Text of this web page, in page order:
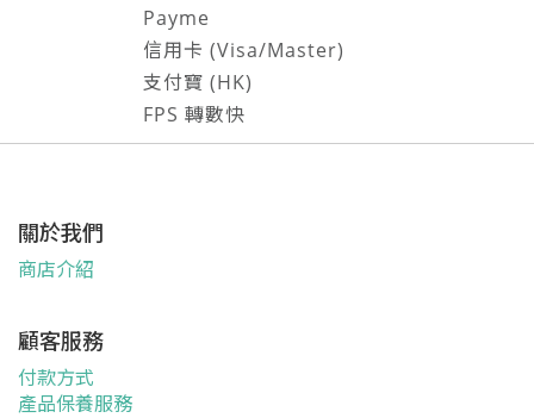
Payme
信用卡 (Visa/Master)
支付寶 (HK)
FPS 轉數快
關於我們
商店介紹
顧客服務
付款方式
產品保養服務